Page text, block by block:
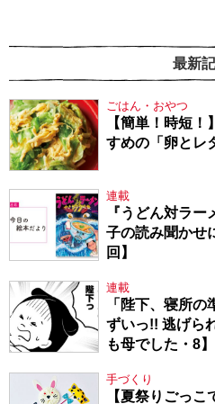
最新
ごはん・おやつ
【簡単！時短
すめの「卵とレ
連載
『うどん対ラ
子の読み聞かせ
回】
連載
「陛下、寝所
ずいっ!! 逃げら
も母でした・8】
手づくり
【夏祭りごっ